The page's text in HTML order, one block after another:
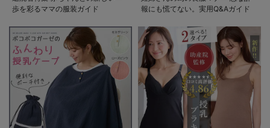
歩を彩るママの服装ガイド
報にも慌てない。実用Q&Aガイド